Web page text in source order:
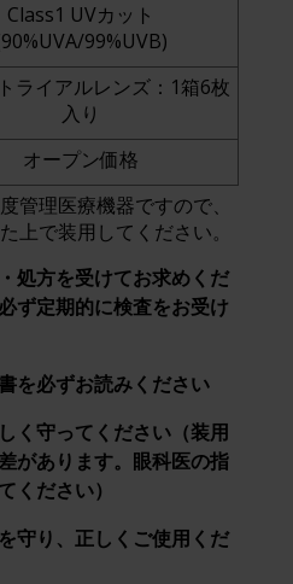
Class1 UVカット
99%UVB)
ライアルレンズ：1箱6枚
入り
オープン価格
管理医療機器ですので、
上で装用してください。
処方を受けてお求めくだ
ず定期的に検査をお受け
を必ずお読みください
く守ってください（装用
があります。眼科医の指
ください）
守り、正しくご使用くだ